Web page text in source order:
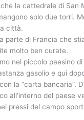
la cattedrale di San
solo due torri.
città.
parte di Francia che
molto ben curate.
nel piccolo paesino
gasolio e qui
la “carta bancaria”.
all’interno del paese
pressi del campo